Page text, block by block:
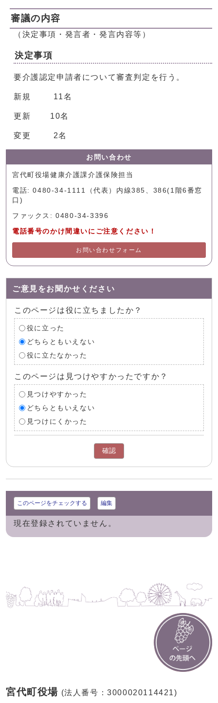
審議の内容
（決定事項・発言者・発言内容等）
決定事項
要介護認定申請者について審査判定を行う。
新規 11名
更新 10名
変更 2名
お問い合わせ
宮代町役場健康介護課介護保険担当
電話: 0480-34-1111（代表）内線385、386(1階6番窓
口)
ファックス: 0480-34-3396
電話番号のかけ間違いにご注意ください！
お問い合わせフォーム
ご意見をお聞かせください
このページは役に立ちましたか？
役に立った
どちらともいえない
役に立たなかった
このページは見つけやすかったですか？
見つけやすかった
どちらともいえない
見つけにくかった
確認
このページをチェックする 編集
現在登録されていません。
宮代町役場 (法人番号：3000020114421)